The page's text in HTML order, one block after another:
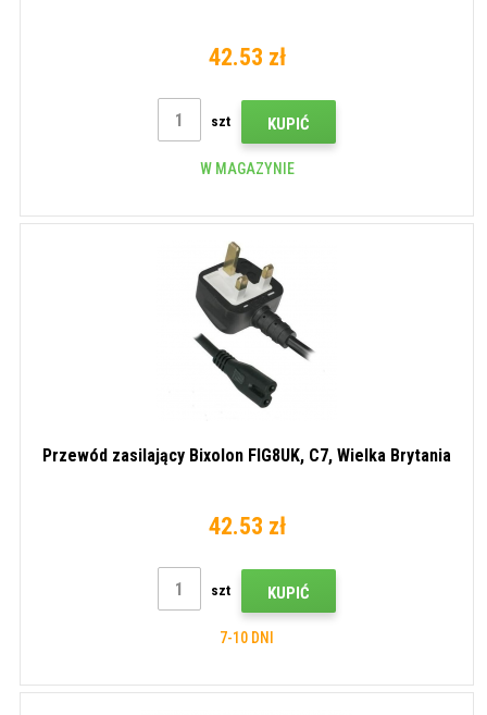
42.53 zł
szt KUPIĆ
W MAGAZYNIE
Przewód zasilający Bixolon FIG8UK, C7, Wielka Brytania
42.53 zł
szt KUPIĆ
7-10 DNI